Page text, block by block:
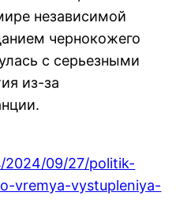
независимой
чернокожего
с серьезными
из-за
2024/09/27/politik-
vremya-vystupleniya-